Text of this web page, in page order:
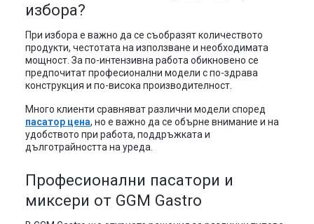
избора?
При избора е важно да се съобразят количеството
продукти, честотата на използване и необходимата
мощност. За по-интензивна работа обикновено се
предпочитат професионални модели с по-здрава
конструкция и по-висока производителност.
Много клиенти сравняват различни модели според
пасатор цена, но е важно да се обърне внимание и на
удобството при работа, поддръжката и
дълготрайността на уреда.
Професионални пасатори и
миксери от GGM Gastro